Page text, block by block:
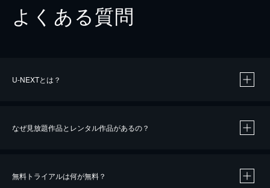
よくある質問
U-NEXTとは？
なぜ見放題作品とレンタル作品があるの？
無料トライアルは何が無料？